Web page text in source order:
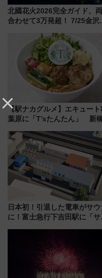
北國花火2026完全ガイド、
合わせて3万発超！ 7/25金沢
会の日程・アクセス・観覧席
とめ（石川県）
【駅ナカグルメ】エキュート
葉原に「T’sたんたん」 新
饅」、オムライス専門店「肉
たまご」新グルメ続々登場！
【2026年8月】
日本初！引退した電車がサウ
に！富士急行下吉田駅に「サ
業 行き交う電車の音や振動
感じながら「ととのう」新感